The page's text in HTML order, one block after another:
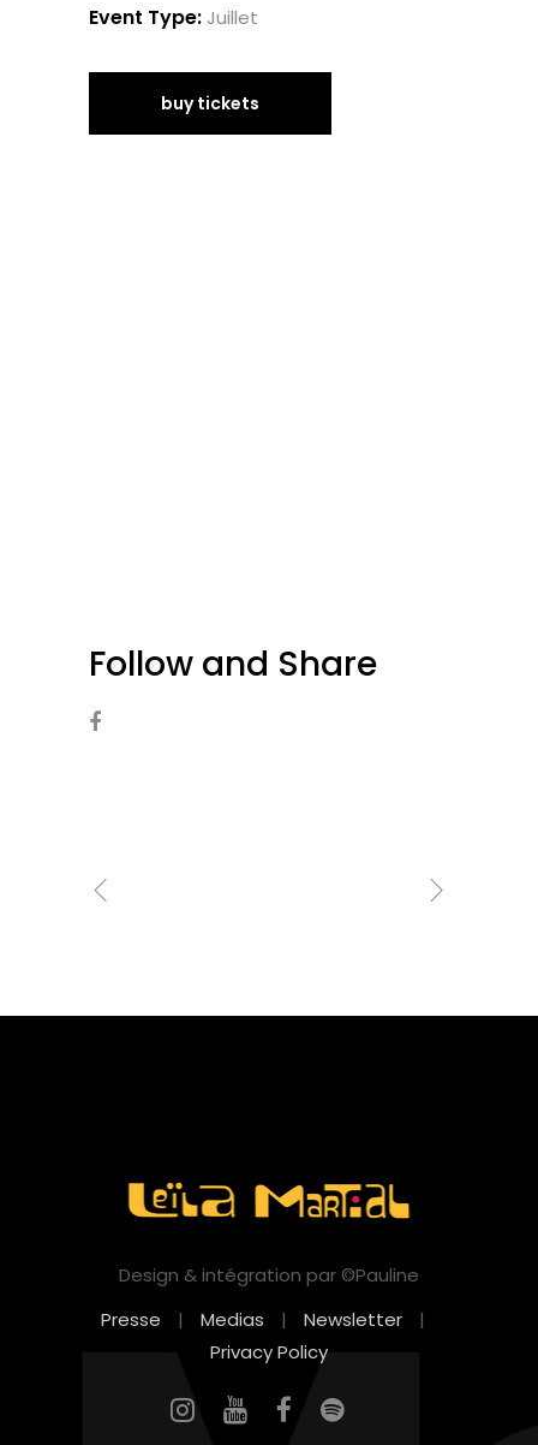
Event Type: Juillet
buy tickets
Follow and Share
Design & intégration par ©Pauline
Presse
| Medias | Newsletter
|
Privacy Policy